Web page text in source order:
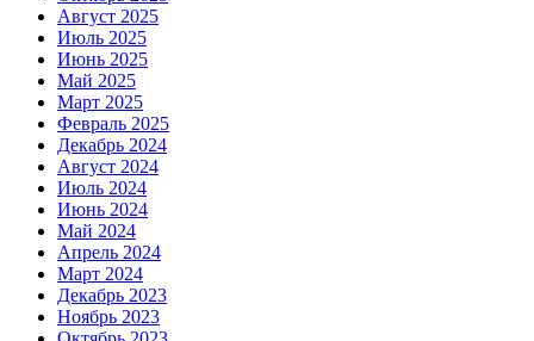
Август 2025
Июль 2025
Июнь 2025
Май 2025
Март 2025
Февраль 2025
Декабрь 2024
Август 2024
Июль 2024
Июнь 2024
Май 2024
Апрель 2024
Март 2024
Декабрь 2023
Ноябрь 2023